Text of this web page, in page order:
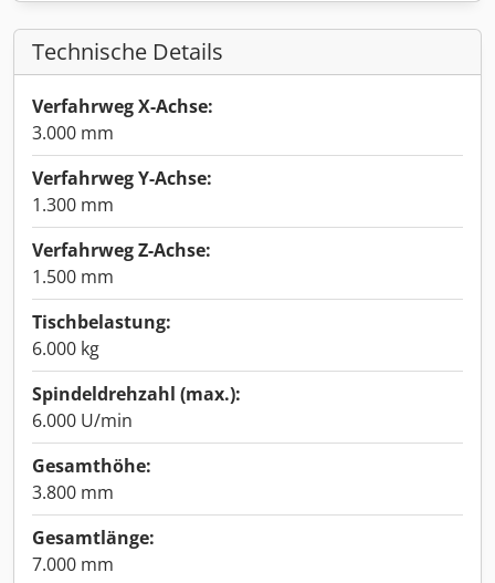
Technische Details
Verfahrweg X-Achse:
3.000 mm
Verfahrweg Y-Achse:
1.300 mm
Verfahrweg Z-Achse:
1.500 mm
Tischbelastung:
6.000 kg
Spindeldrehzahl (max.):
6.000 U/min
Gesamthöhe:
3.800 mm
Gesamtlänge:
7.000 mm